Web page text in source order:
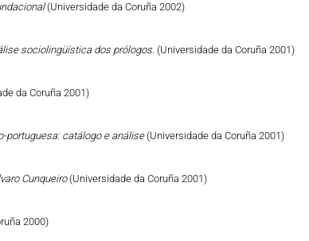
(Universidade da Coruña 2002)
sociolingüística dos prólogos. (Universidade da Coruña 2001)
da Coruña 2001)
portuguesa: catálogo e análise(Universidade da Coruña 2001)
Cunqueiro(Universidade da Coruña 2001)
2000)